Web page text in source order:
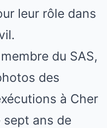
leur rôle dans
du SAS,
des
à Cher
sept ans de